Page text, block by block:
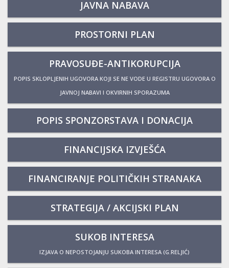
JAVNA NABAVA
PROSTORNI PLAN
PRAVOSUĐE-ANTIKORUPCIJA
POPIS SKLOPLJENIH UGOVORA KOJI SE NE VODE U REGISTRU UGOVORA O
JAVNOJ NABAVI I OKVIRNIH SPORAZUMA
POPIS SPONZORSTAVA I DONACIJA
FINANCIJSKA IZVJEŠĆA
FINANCIRANJE POLITIČKIH STRANAKA
STRATEGIJA / AKCIJSKI PLAN
SUKOB INTERESA
IZJAVA O NEPOSTOJANJU SUKOBA INTERESA (G.RELJIĆ)